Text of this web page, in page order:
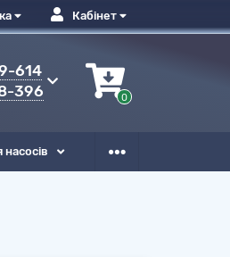
Кабінет
614
396
0